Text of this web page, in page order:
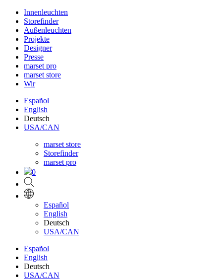
Innenleuchten
Storefinder
Außenleuchten
Projekte
Designer
Presse
marset pro
marset store
Wir
Español
English
Deutsch
USA/CAN
marset store
Storefinder
marset pro
0
Español
English
Deutsch
USA/CAN
Español
English
Deutsch
USA/CAN